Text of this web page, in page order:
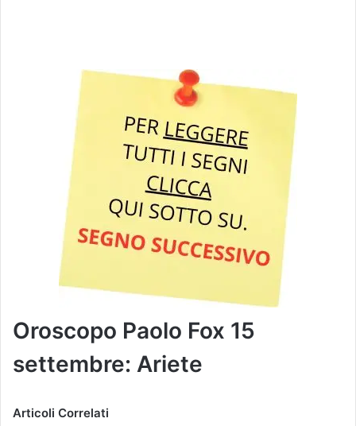
Oroscopo Paolo Fox 15
settembre: Ariete
Articoli Correlati